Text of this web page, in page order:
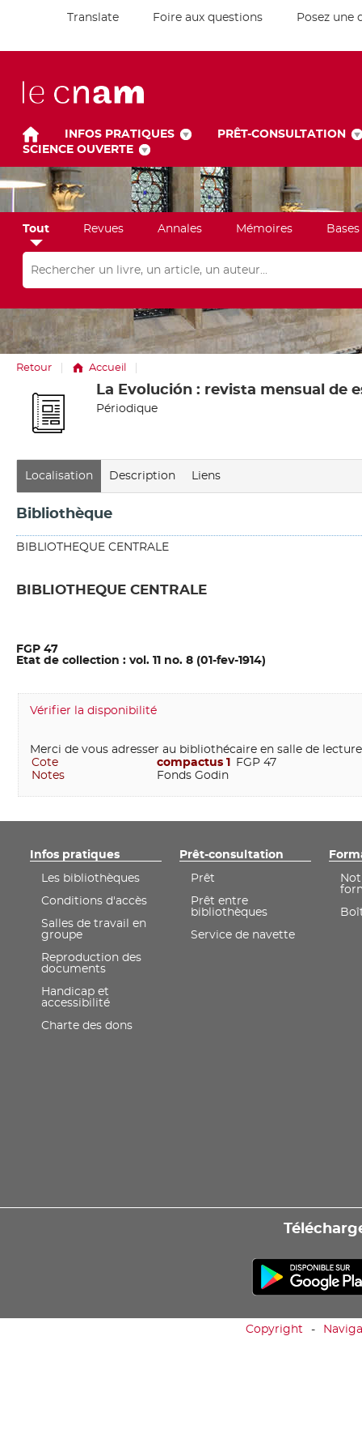
Translate Foire aux questions Posez une
INFOS PRATIQUES
PRÊT-CONSULTATION
SCIENCE OUVERTE
Tout Revues Annales Mémoires
Rechercher dans "Tout"
Retour Accueil
Détail
document
La Evolución : revista mensual de
Périodique
Localisation Description Liens
Bibliothèque
BIBLIOTHEQUE CENTRALE
BIBLIOTHEQUE CENTRALE
FGP 47
Etat de collection : vol. 11 no. 8 (01-fev-1914)
Vérifier la disponibilité
Merci de vous adresser au bibliothécaire en salle de
Cote
compactus 1
FGP 47
Notes
Fonds Godin
Infos pratiques
Les bibliothèques
Conditions d'accès
Salles de travail en
groupe
Reproduction des
documents
Handicap et
accessibilité
Charte des dons
Prêt-consultation
Prêt
Prêt entre
bibliothèques
Service de navette
Copyright